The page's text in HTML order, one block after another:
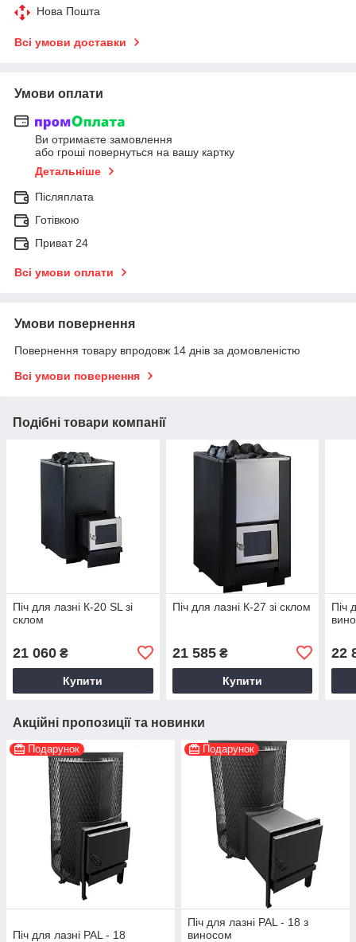
Нова Пошта
Всі умови доставки
Умови оплати
Ви отримаєте замовлення
або гроші повернуться на вашу картку
Детальніше
Післяплата
Готівкою
Приват 24
Всі умови оплати
Умови повернення
Повернення товару впродовж 14 днів за домовленістю
Всі умови повернення
Подібні товари компанії
Піч для лазні К-20 SL зі
склом
21 060 ₴
Купити
Піч для лазні К-27 зі склом
21 585₴
Купити
Піч
22
Акційні пропозиції та новинки
Подарунок
Піч для лазні PAL - 18
Подарунок
Піч для лазні PAL - 18 з
виносом